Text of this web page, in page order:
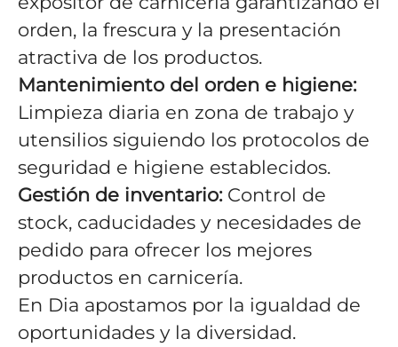
orden, la frescura y la presentación
atractiva de los productos.
Mantenimiento del orden e higiene:
Limpieza diaria en zona de trabajo y
utensilios siguiendo los protocolos de
seguridad e higiene establecidos.
Gestión de inventario:Control de
stock, caducidades y necesidades de
pedido para ofrecer los mejores
productos en carnicería.
En Dia apostamos por la igualdad de
oportunidades y la diversidad.